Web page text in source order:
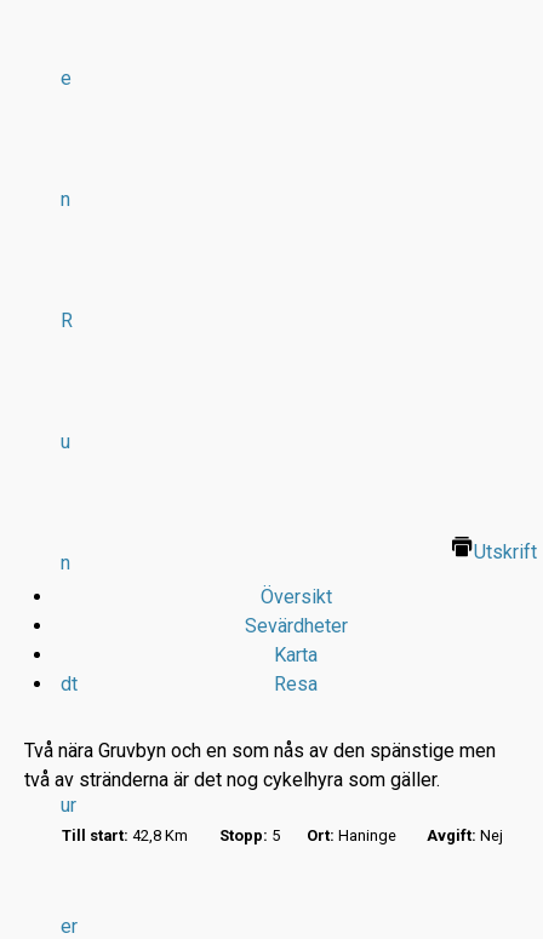
e
n
R
u
n
dt
ur
er
Utskrift
Översikt
Sevärdheter
Karta
Resa
Två nära Gruvbyn och en som nås av den spänstige men
två av stränderna är det nog cykelhyra som gäller.
Till start: 42,8 Km Stopp: 5 Ort: Haninge Avgift: Nej